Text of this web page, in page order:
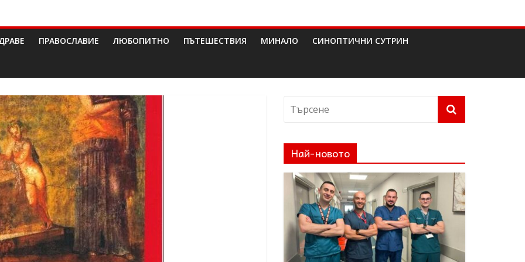
ПРАВОСЛАВИЕ ЛЮБОПИТНО ПЪТЕШЕСТВИЯ МИНАЛО СИНОПТИЧНИ СУТРИН
Най-новото